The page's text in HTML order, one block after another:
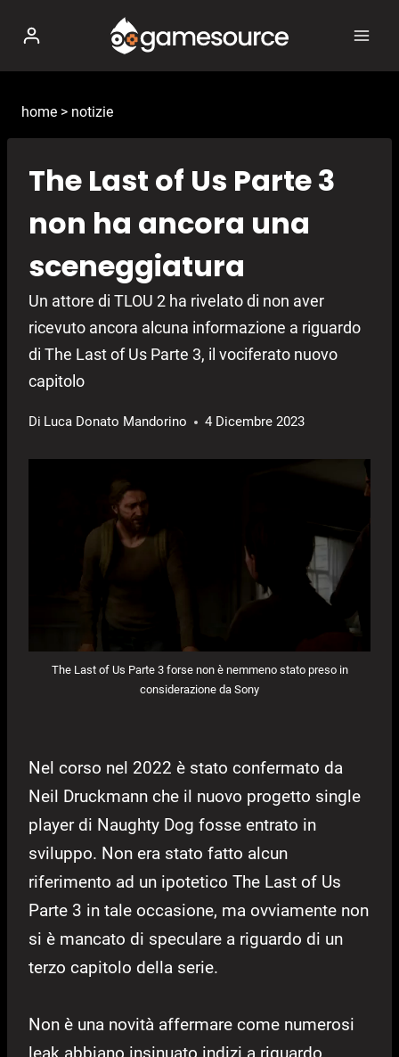
contenuto
home > notizie
The Last of Us Parte 3
non ha ancora una
sceneggiatura
Un attore di TLOU 2 ha rivelato di non aver
ricevuto ancora alcuna informazione a riguardo
di The Last of Us Parte 3, il vociferato nuovo
capitolo
Di Luca Donato Mandorino 4 Dicembre 2023
The Last of Us Parte 3 forse non è nemmeno stato preso in
considerazione da Sony
Nel corso nel 2022 è stato confermato da
Neil Druckmann che il nuovo progetto single
player di Naughty Dog fosse entrato in
sviluppo. Non era stato fatto alcun
riferimento ad un ipotetico The Last of Us
Parte 3 in tale occasione, ma ovviamente non
si è mancato di speculare a riguardo di un
terzo capitolo della serie.
Non è una novità affermare come numerosi
leak abbiano insinuato indizi a riguardo